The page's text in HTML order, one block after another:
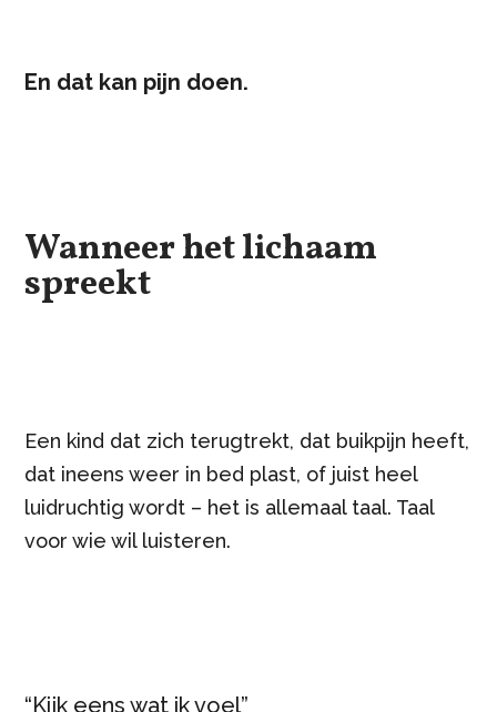
En dat kan pijn doen.
Wanneer het lichaam
spreekt
Een kind dat zich terugtrekt, dat buikpijn heeft,
dat ineens weer in bed plast, of juist heel
luidruchtig wordt – het is allemaal taal. Taal
voor wie wil luisteren.
“Kijk eens wat ik voel”